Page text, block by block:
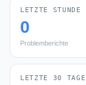
LETZTE STUNDE
0
Problemberichte
LETZTE 30 TAGE